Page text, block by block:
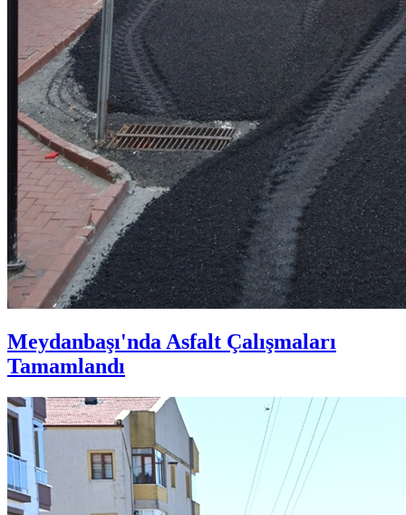
Meydanbaşı'nda Asfalt Çalışmaları
Tamamlandı